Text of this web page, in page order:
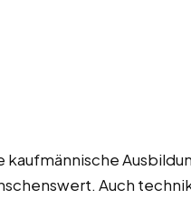
Auch